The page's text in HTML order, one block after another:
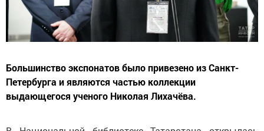
Петербурга и являются частью коллекции
выдающегося ученого Николая Лихачёва.